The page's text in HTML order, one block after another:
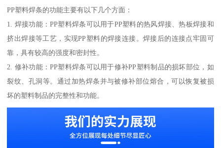
PP塑料焊条的功能主要有以下几个方面：
1. 焊接功能：PP塑料焊条可以用于PP塑料的热风焊接、热板焊接和
挤出焊接等工艺，实现PP塑料的焊接连接。焊接后的连接点牢固可
靠，具有较高的强度和密封性。
2. 修补功能：PP塑料焊条可以用于修补PP塑料制品的损坏部位，如
裂纹、孔洞等。通过加热焊条并与被修补部位熔合，可以恢复被损
坏的塑料制品的完整性和功能。